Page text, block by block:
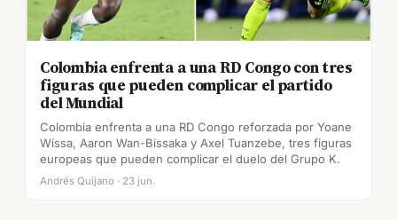
Colombia enfrenta a una RD Congo con tres
figuras que pueden complicar el partido
del Mundial
Colombia enfrenta a una RD Congo reforzada por Yoane
Wissa, Aaron Wan-Bissaka y Axel Tuanzebe, tres figuras
europeas que pueden complicar el duelo del Grupo K.
Andrés Quijano · 23 jun.